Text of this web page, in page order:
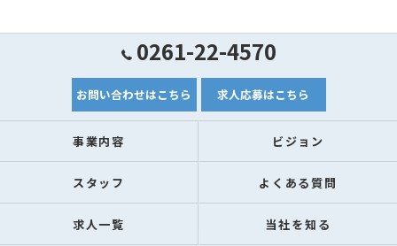
0261-22-4570
お問い合わせはこちら 求人応募はこちら
事業内容 ビジョン
スタッフ よくある質問
求人一覧 当社を知る